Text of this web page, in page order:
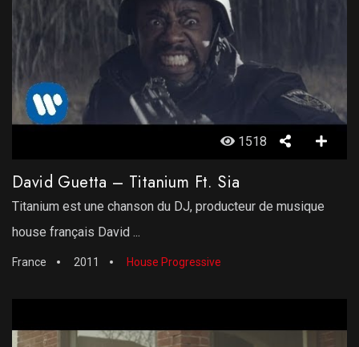
1518
David Guetta – Titanium Ft. Sia
Titanium est une chanson du DJ, producteur de musique
house français David ...
France 2011 House Progressive